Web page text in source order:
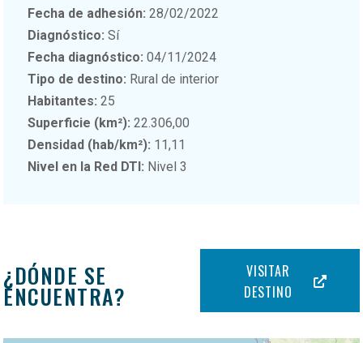
Fecha de adhesión: 28/02/2022
Diagnóstico: Sí
Fecha diagnóstico: 04/11/2024
Tipo de destino: Rural de interior
Habitantes: 25
Superficie (km²): 22.306,00
Densidad (hab/km²): 11,11
Nivel en la Red DTI: Nivel 3
¿DÓNDE SE
ENCUENTRA?
VISITAR
DESTINO